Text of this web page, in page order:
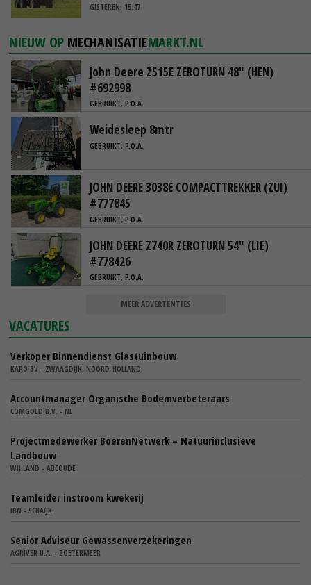
GISTEREN, 15:47
NIEUW OP MECHANISATIEMARKT.NL
John Deere Z515E ZEROTURN 48" (HEN)
#692998
GEBRUIKT, P.O.A.
Weidesleep 8mtr
GEBRUIKT, P.O.A.
JOHN DEERE 3038E COMPACTTREKKER (ZUI)
#777845
GEBRUIKT, P.O.A.
JOHN DEERE Z740R ZEROTURN 54" (LIE)
#778426
GEBRUIKT, P.O.A.
MEER ADVERTENTIES
VACATURES
Verkoper Binnendienst Glastuinbouw
KARO BV - ZWAAGDIJK, NOORD-HOLLAND,
Accountmanager Organische Bodemverbeteraars
COMGOED B.V. - NL
Projectmedewerker BoerenNetwerk – Natuurinclusieve
Landbouw
WIJ.LAND - ABCOUDE
Teamleider instroom kwekerij
IBN - SCHAIJK
Senior Adviseur Gewassenverzekeringen
AGRIVER U.A. - ZOETERMEER